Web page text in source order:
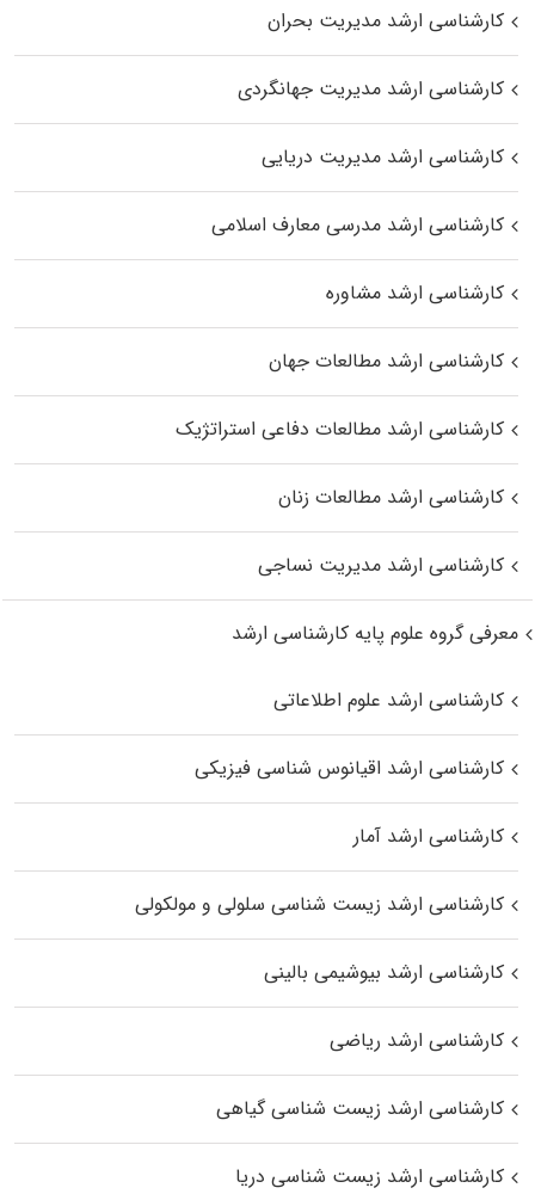
کارشناسی ارشد مدیریت بحران
کارشناسی ارشد مدیریت جهانگردی
کارشناسی ارشد مدیریت دریایی
کارشناسی ارشد مدرسی معارف اسلامی
کارشناسی ارشد مشاوره
کارشناسی ارشد مطالعات جهان
کارشناسی ارشد مطالعات دفاعی استراتژیک
کارشناسی ارشد مطالعات زنان
کارشناسی ارشد مدیریت نساجی
معرفی گروه علوم پایه کارشناسی ارشد
کارشناسی ارشد علوم اطلاعاتی
کارشناسی ارشد اقیانوس‌ شناسی فیزیکی
کارشناسی ارشد آمار
کارشناسی ارشد زیست شناسی سلولی و مولکولی
کارشناسی ارشد بیوشیمی بالینی
کارشناسی ارشد ریاضی
کارشناسی ارشد زیست‌ شناسی گیاهی
کارشناسی ارشد زیست‌ شناسی دریا